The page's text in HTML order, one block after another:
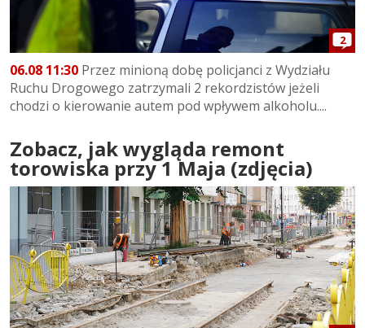
2
06.08 11:30 Przez minioną dobę policjanci z Wydziału
Ruchu Drogowego zatrzymali 2 rekordzistów jeżeli
chodzi o kierowanie autem pod wpływem alkoholu....
Zobacz, jak wygląda remont
torowiska przy 1 Maja (zdjęcia)